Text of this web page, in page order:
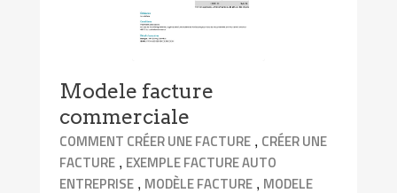
Modele facture
commerciale
COMMENT CRÉER UNE FACTURE , CRÉER UNE
FACTURE , EXEMPLE FACTURE AUTO
ENTREPRISE , MODÈLE FACTURE , MODELE